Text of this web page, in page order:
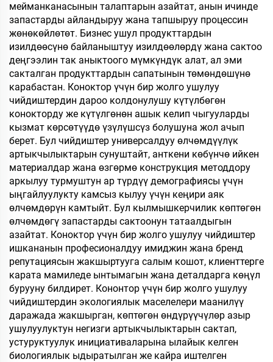
мейманканасынын талаптарын азайтат, анын ичинде
запастарды айландыруу жана тапшыруу процессин
жөнөкөйлөтөт. Бизнес ушул продукттардын
изилдөөсүнө байланыштуу изилдөөлөрдү жана сактоо
деңгээлин так аныктоого мүмкүндүк алат, ал эми
сакталган продукттардын сапатынын төмөндөшүнө
карабастан. Коноктор үчүн бир жолго ушулуу
чийдиштердин дароо колдонулушу күтүлбөгөн
конокторду же күтүлгөнөн ашык келип чыгууларды
кызмат көрсөтүүдө үзүлүшсүз болушуна жол ачып
берет. Бул чийдиштер универсалдуу өлчөмдүүлүк
артыкчылыктарын сунуштайт, анткени көбүнчө ийкен
материалдар жана өзгөрмө конструкция методдору
аркылуу турмуштун ар түрдүү демографиясы үчүн
ыңгайлуулукту камсыз кылуу үчүн кеңири аяк
өлчөмдөрүн камтыйт. Бул кылмышкерчилик көптөгөн
өлчөмдөгү запастарды сактоонун татаалдыгын
азайтат. Коноктор үчүн бир жолго ушулуу чийдиштер
ишкананын професионалдуу имиджин жана бренд
репутациясын жакшыртууга салым кошот, клиенттерге
карата мамиледе ынтымагын жана деталдарга көңүл
бурууну билдирет. Кононтор үчүн бир жолго ушулуу
чийдиштердин экологиялык маселелери маанилүү
даражада жакшырган, көптөгөн өндүрүүчүлөр азыр
ушулуулуктун негизги артыкчылыктарын сактап,
устуруктуулук инициативаларына ылайык келген
биологиялык ыдыратылган же кайра иштелген